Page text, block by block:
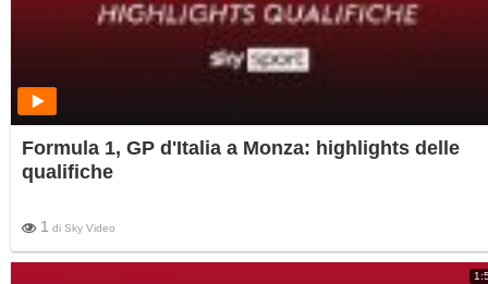
Formula 1, GP d'Italia a Monza: highlights delle
qualifiche
1 di Sky Video